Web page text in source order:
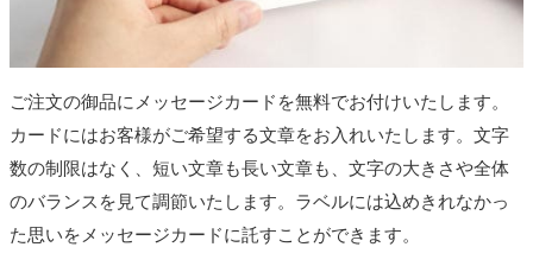
ご注文の御品にメッセージカードを無料でお付けいたします。
カードにはお客様がご希望する文章をお入れいたします。文字
数の制限はなく、短い文章も長い文章も、文字の大きさや全体
のバランスを見て調節いたします。ラベルには込めきれなかっ
た思いをメッセージカードに託すことができます。